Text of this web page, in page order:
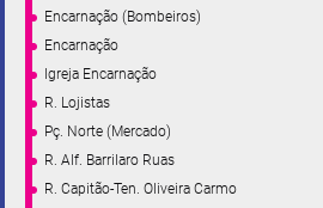
Encarnação (Bombeiros)
Encarnação
Igreja Encarnação
R. Lojistas
Pç. Norte (Mercado)
R. Alf. Barrilaro Ruas
R. Capitão-Ten. Oliveira Carmo